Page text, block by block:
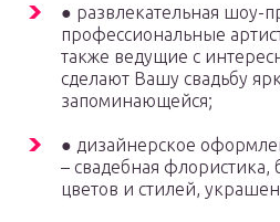
● развлекательная шоу-
профессиональные
также ведущие с
сделают Вашу свадьбу
запоминающейся;
● дизайнерское
– свадебная
цветов и стилей,